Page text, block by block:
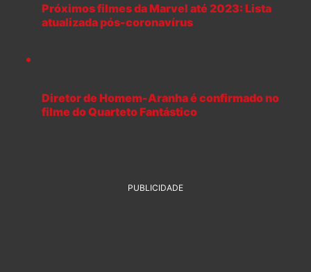
Próximos filmes da Marvel até 2023: Lista
atualizada pós-coronavírus
Diretor de Homem-Aranha é confirmado no
filme do Quarteto Fantástico
PUBLICIDADE